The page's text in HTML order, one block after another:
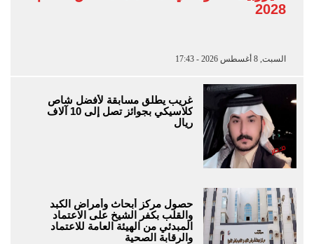
2028
السبت, 8 أغسطس 2026 - 17:43
غريب يطلق مسابقة لأفضل شاص
كلاسيكي بجوائز تصل إلى 10 آلاف
ريال
حصول مركز أبحاث وأمراض الكبد
والقلب بكفر الشيخ على الاعتماد
المبدئي من الهيئة العامة للاعتماد
والرقابة الصحية